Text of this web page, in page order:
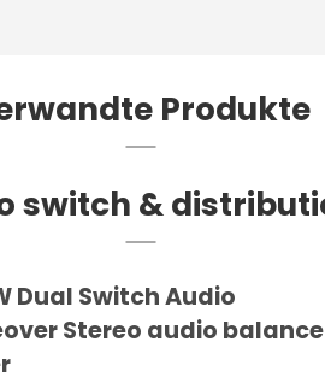
Produkte
switch &
Dual Switch Audio
Stereo audio